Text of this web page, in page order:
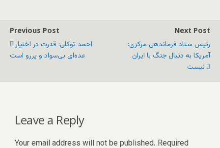
Previous Post
احمد توکلی: قدرت در اختیار
عده‌ای بی‌سواد و پررو است
Next Post
رئیس ستاد فرماندهی مرکزی:
آمریکا به دنبال جنگ با ایران
نیست
Leave a Reply
Your email address will not be published. Required